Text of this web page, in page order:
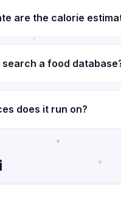
are the calorie
search a food
does it run on?